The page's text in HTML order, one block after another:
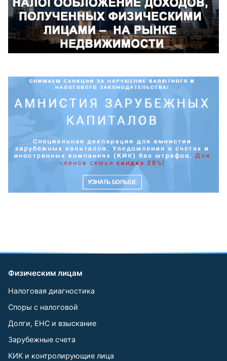
Физическим лицам
Налоговая диагностика
Споры с налоговой
Долги, ЕНС и взыскание
Зарубежные счета
КИК и контролирующие лица